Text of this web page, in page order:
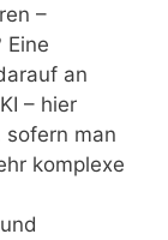
–
Eine
an
– hier
sofern man
komplexe